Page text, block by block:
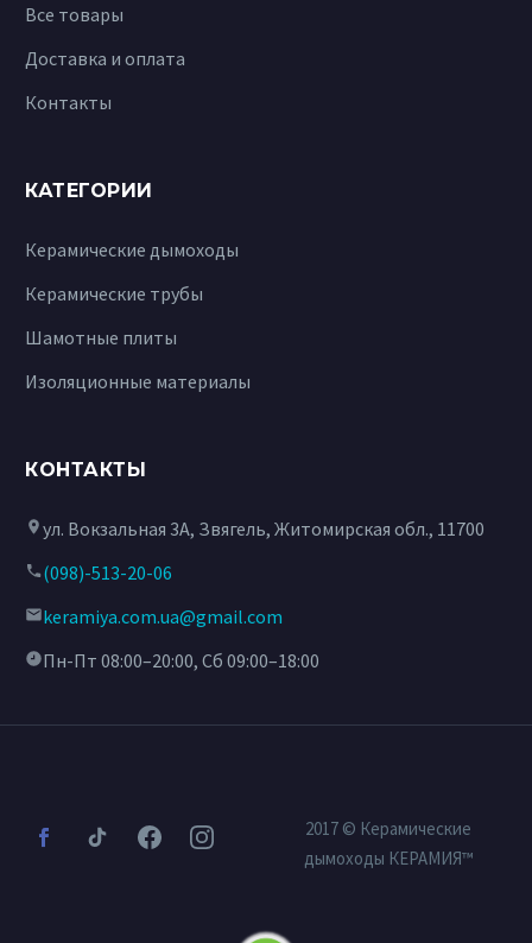
Все товары
Доставка и оплата
Контакты
КАТЕГОРИИ
Керамические дымоходы
Керамические трубы
Шамотные плиты
Изоляционные материалы
КОНТАКТЫ
ул. Вокзальная 3А, Звягель, Житомирская обл., 11700
(098)-513-20-06
keramiya.com.ua@gmail.com
Пн-Пт 08:00–20:00, Сб 09:00–18:00
2017 © Керамические
дымоходы КЕРАМИЯ™